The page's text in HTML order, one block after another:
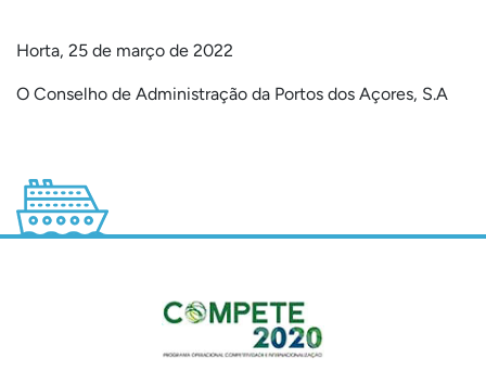
Horta, 25 de março de 2022
O Conselho de Administração da Portos dos Açores, S.A